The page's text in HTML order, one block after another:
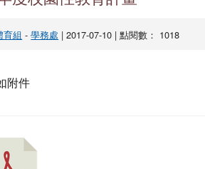
育組 -學務處 | 2017-07-10 | 點閱數： 1018
附件